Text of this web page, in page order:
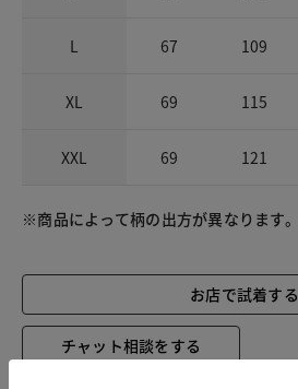
L 67 109
XL 69 115
XXL 69 121
※商品によって柄の出方が異なります。
お店で試着する
チャット相談をする